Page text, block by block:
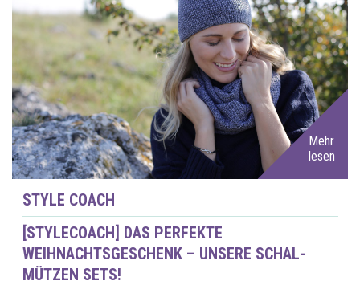
Mehr
lesen
STYLE COACH
[STYLECOACH] DAS PERFEKTE
WEIHNACHTSGESCHENK – UNSERE SCHAL-
MÜTZEN SETS!